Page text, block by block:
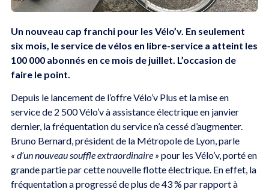
Un nouveau cap franchi pour les Vélo’v. En seulement
six mois, le service de vélos en libre-service a atteint les
100 000 abonnés en ce mois de juillet. L’occasion de
faire le point.
Depuis le lancement de l’offre Vélo’v Plus et la mise en
service de 2 500 Vélo’v à assistance électrique en janvier
dernier, la fréquentation du service n’a cessé d’augmenter.
Bruno Bernard, président de la Métropole de Lyon, parle
« d’un nouveau souffle extraordinaire » pour les Vélo’v, porté en
grande partie par cette nouvelle flotte électrique. En effet, la
fréquentation a progressé de plus de 43 % par rapport à